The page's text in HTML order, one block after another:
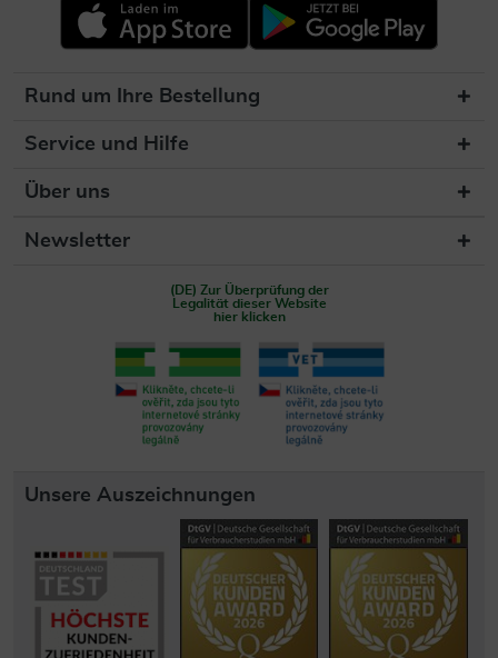
Rund um Ihre Bestellung
Service und Hilfe
Über uns
Newsletter
(DE) Zur Überprüfung der
Legalität dieser Website
hier klicken
Unsere Auszeichnungen